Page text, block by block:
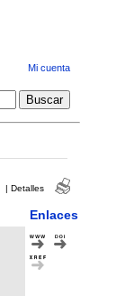
Mi cuenta
| Detalles
Enlaces